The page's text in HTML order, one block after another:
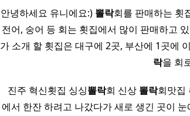
안녕하세요 유니에요:) 뽈락회를 판매하는 횟
전어, 숭어 등 회는 횟집에서 많이 판매하고
가 소개 할 횟집은 대구에 2곳, 부산에 1곳에
락을 회
​ ​ 진주 혁신횟집 싱싱뽈락회 신상 뽈락회맛집
에서 한잔 하려고 나갔다가 새로 생긴 곳이